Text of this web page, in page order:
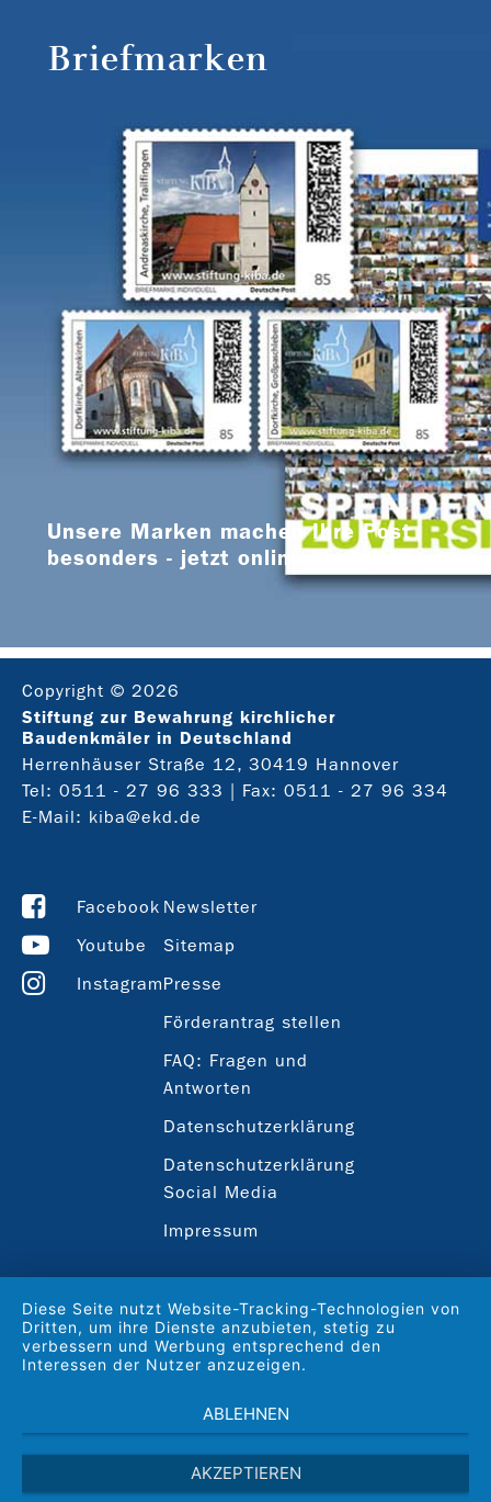
Briefmarken
Unsere Marken machen Ihre Post
besonders - jetzt online bestellen
Copyright © 2026
Stiftung zur Bewahrung kirchlicher
Baudenkmäler in Deutschland
Herrenhäuser Straße 12, 30419 Hannover
Tel: 0511 - 27 96 333 | Fax: 0511 - 27 96 334
E-Mail: kiba@ekd.de
Facebook
Youtube
Instagram
Newsletter
Sitemap
Presse
Förderantrag stellen
FAQ: Fragen und
Antworten
Datenschutzerklärung
Datenschutzerklärung
Social Media
Impressum
Diese Seite nutzt Website-Tracking-Technologien von
Dritten, um ihre Dienste anzubieten, stetig zu
verbessern und Werbung entsprechend den
Interessen der Nutzer anzuzeigen.
ABLEHNEN
AKZEPTIEREN